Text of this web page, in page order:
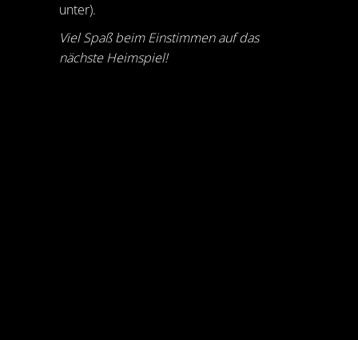
unter).
Viel Spaß beim Einstimmen auf das
nächste Heimspiel!